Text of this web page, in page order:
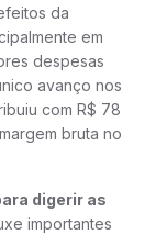
da
em
despesas
avanço nos
com R$ 78
bruta no
digerir as
importantes